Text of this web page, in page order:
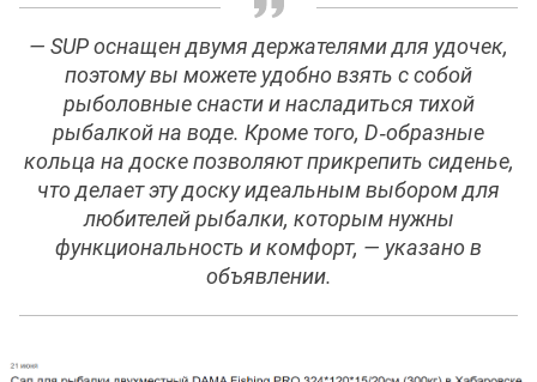
— SUP оснащен двумя держателями для удочек,
поэтому вы можете удобно взять с собой
рыболовные снасти и насладиться тихой
рыбалкой на воде. Кроме того, D‑образные
кольца на доске позволяют прикрепить сиденье,
что делает эту доску идеальным выбором для
любителей рыбалки, которым нужны
функциональность и комфорт, — указано в
объявлении.